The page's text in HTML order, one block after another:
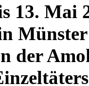
13. Mai
der